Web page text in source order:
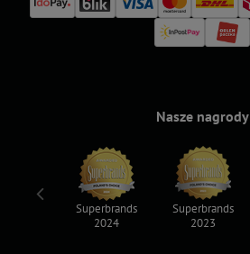
Nasze nagrody
Superbrands
2024
Superbrands
2023